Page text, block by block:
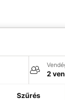
2
Szűrés